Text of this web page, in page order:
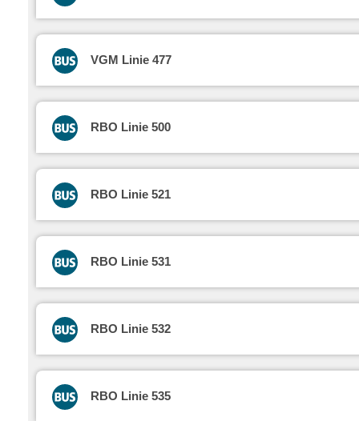
VGM Linie 477
RBO Linie 500
RBO Linie 521
RBO Linie 531
RBO Linie 532
RBO Linie 535